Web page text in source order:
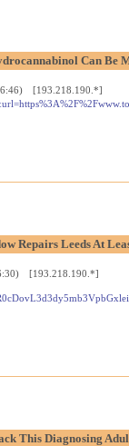
Can Be
[193.218.190.*]
Repairs Leeds At
[193.218.190.*]
This Diagnosing